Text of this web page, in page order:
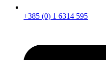
+385 (0) 1 6314 595